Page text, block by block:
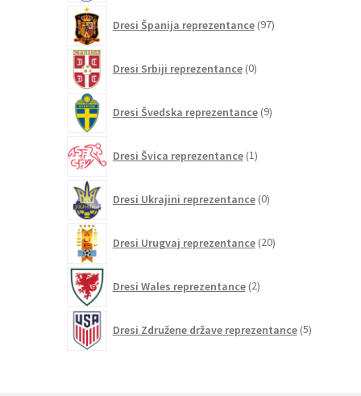
Dresi Španija reprezentance 97izdelkov
Dresi Srbiji reprezentance 0izdelkov
Dresi Švedska reprezentance 9izdelkov
Dresi Švica reprezentance 1izdelek
Dresi Ukrajini reprezentance 0izdelkov
Dresi Urugvaj reprezentance 20izdelkov
Dresi Wales reprezentance 2izdelka
Dresi Združene države reprezentance 5izdelkov